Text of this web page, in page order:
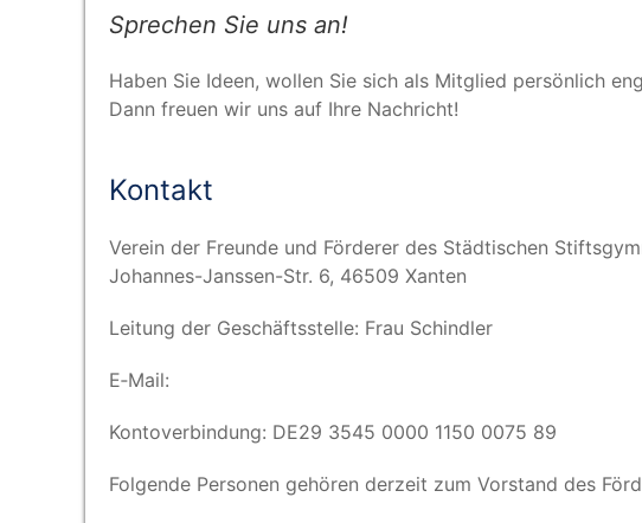
Service & Infos
Spre­chen Sie uns an!
Haben Sie Ideen, wol­len Sie sich als Mit­glied per­sön­lich
Dann freu­en wir uns auf Ihre Nachricht!
Kon­takt
Ver­ein der Freun­de und För­de­rer des Städ­ti­schen
Johan­nes-Jans­sen-Str. 6, 46509 Xanten
Lei­tung der Geschäfts­stel­le: Frau Schindler
E‑Mail:
Kon­to­ver­bin­dung: DE29 3545 0000 1150 0075 89
Fol­gen­de Per­so­nen gehö­ren der­zeit zum Vor­stand des